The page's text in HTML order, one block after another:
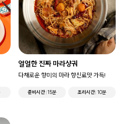
얼얼한 진짜 마라샹궈
다채로운 향미의 마라 향신료맛 가득!
준비시간 15분 조리시간 10분